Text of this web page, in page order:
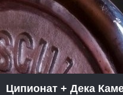
Ципионат + Дека